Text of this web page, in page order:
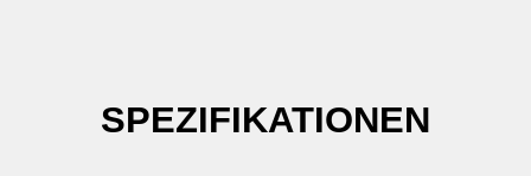
SPEZIFIKATIONEN